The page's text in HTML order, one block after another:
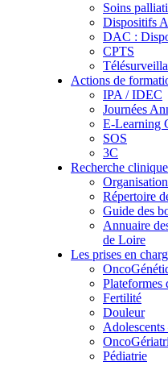
Soins
Dispositifs
DAC :
CPTS
Actions de
IPA / IDEC
Journées
E-Learning
SOS
3C
Recherche clinique
Répertoire
Guide des
Annuaire
de Loire
Les prises en
Plateformes
Fertilité
Douleur
Pédiatrie